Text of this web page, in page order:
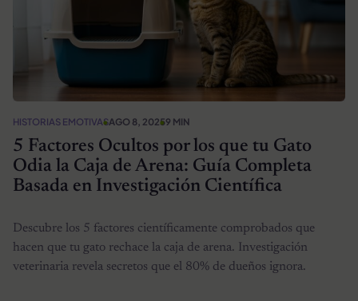
HISTORIAS EMOTIVASAGO 8, 20259 MIN
5 Factores Ocultos por los que tu Gato
Odia la Caja de Arena: Guía Completa
Basada en Investigación Científica
Descubre los 5 factores científicamente comprobados que
hacen que tu gato rechace la caja de arena. Investigación
veterinaria revela secretos que el 80% de dueños ignora.